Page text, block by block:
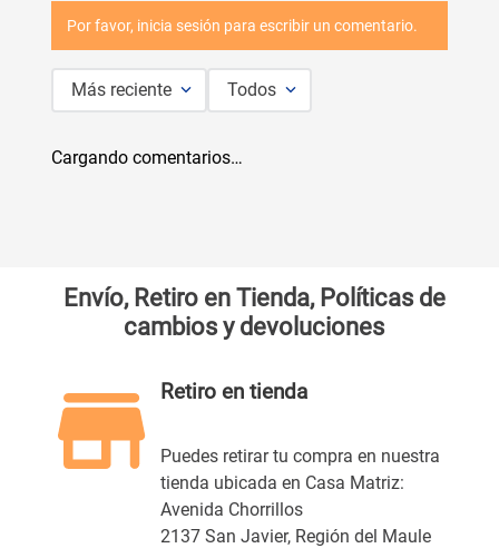
Por favor, inicia sesión para escribir un comentario.
Más reciente Todos
Cargando comentarios…
Envío, Retiro en Tienda, Políticas de
cambios y devoluciones
Retiro en tienda
Puedes retirar tu compra en nuestra
tienda ubicada en Casa Matriz:
Avenida Chorrillos
2137 San Javier, Región del Maule